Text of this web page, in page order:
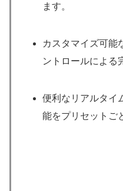
ます。
カスタマイズ可能
ントロールによる
便利なリアルタイ
能をプリセットご